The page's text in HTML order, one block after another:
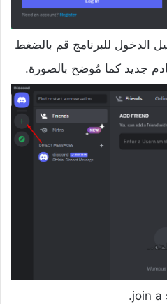
الدخول للبرنامج قم بالضغط
جديد كما مُوضح بالصورة.